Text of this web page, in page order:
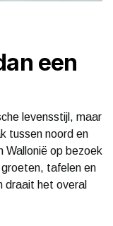
een
levensstijl, maar
tussen noord en
Wallonië op bezoek
tafelen en
draait het overal